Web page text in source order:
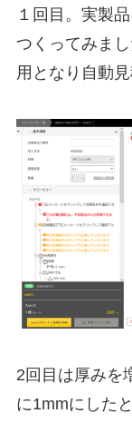
１回目。実製
つくってみま
用となり自動
2回目は厚みを
に1mmにした